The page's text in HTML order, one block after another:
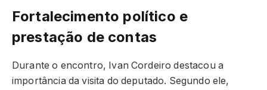
Fortalecimento político e
prestação de contas
Durante o encontro, Ivan Cordeiro destacou a
importância da visita do deputado. Segundo ele,